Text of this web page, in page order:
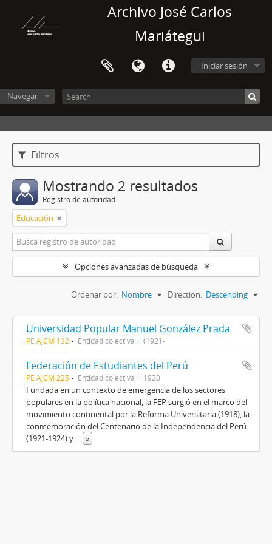
Archivo José Carlos
Mariátegui
Iniciar sesión
Navegar
Filtros
Mostrando 2 resultados
Registro de autoridad
Educación
Opciones avanzadas de búsqueda
Ordenar por: Nombre Direction: Descending
Universidad Popular Manuel González Prada
PE AJCM 132 Entidad colectiva (1921-
Federación de Estudiantes del Perú
PE AJCM 225 Entidad colectiva 1920
Fundada en un contexto de emergencia de los sectores
populares en la política nacional, la FEP surgió en el marco del
movimiento continental por la Reforma Universitaria (1918), la
conmemoración del Centenario de la Independencia del Perú
(1921-1924) y ... »